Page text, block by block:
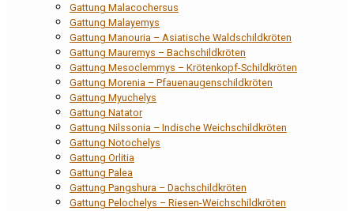
Gattung Malacochersus
Gattung Malayemys
Gattung Manouria – Asiatische Waldschildkröten
Gattung Mauremys – Bachschildkröten
Gattung Mesoclemmys – Krötenkopf-Schildkröten
Gattung Morenia – Pfauenaugenschildkröten
Gattung Myuchelys
Gattung Natator
Gattung Nilssonia – Indische Weichschildkröten
Gattung Notochelys
Gattung Orlitia
Gattung Palea
Gattung Pangshura – Dachschildkröten
Gattung Pelochelys – Riesen-Weichschildkröten